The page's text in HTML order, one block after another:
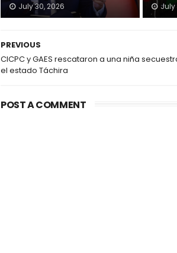
July 30, 2026 July
PREVIOUS
CICPC y GAES rescataron a una niña
el estado Táchira
POST A COMMENT